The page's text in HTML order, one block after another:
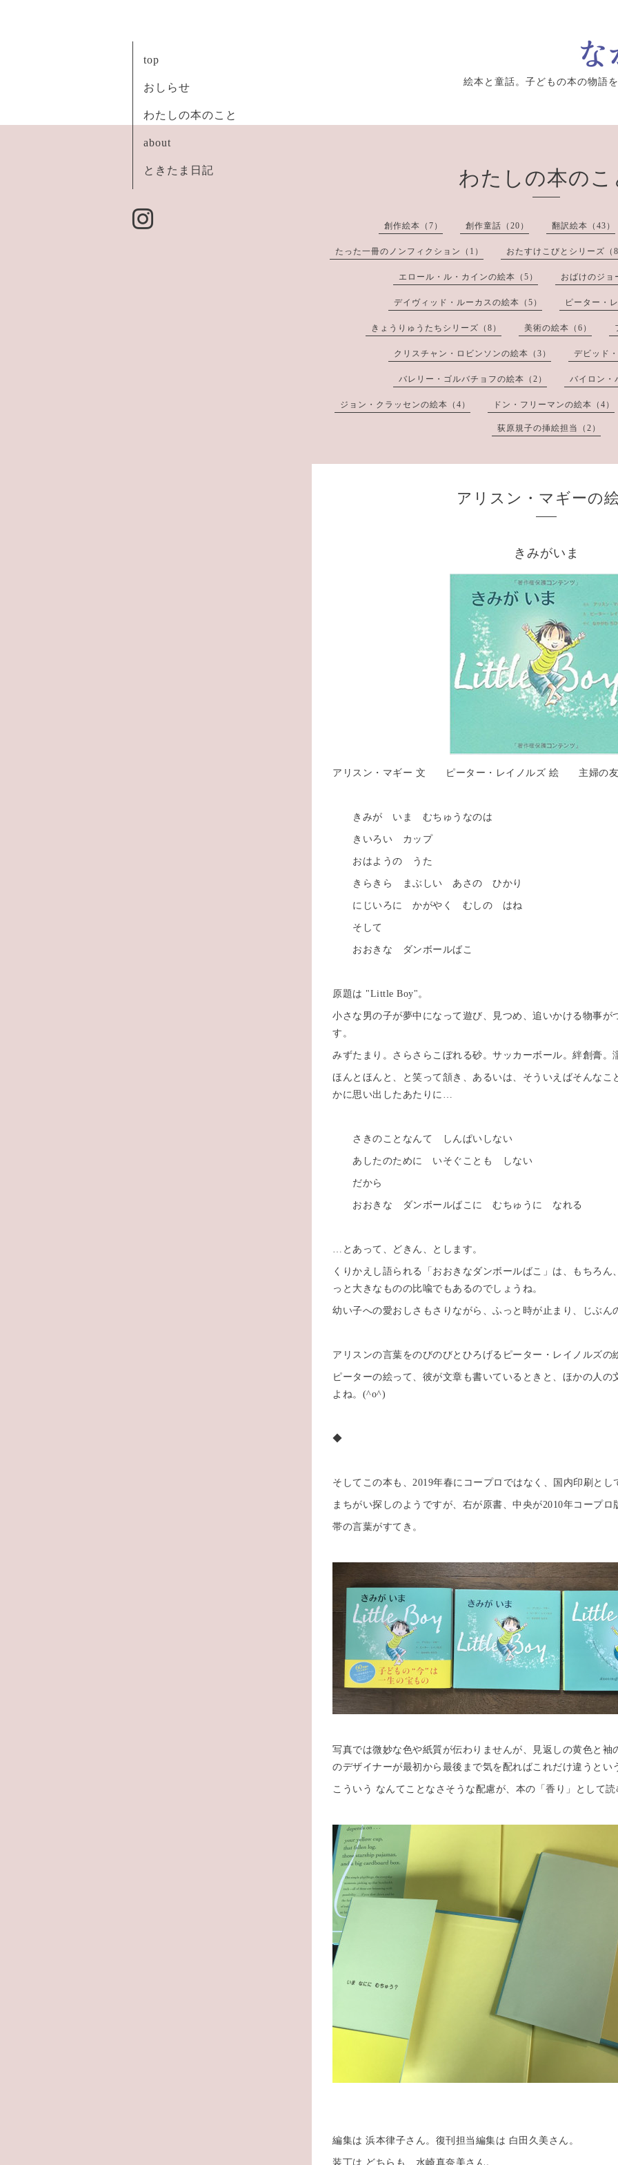
絵本と童話。子どもの本の物語
top
おしらせ
わたしの本のこと
about
ときたま日記 わたしの本のこ
創作絵本（7） 創作童話（20） 翻訳絵本（43）
たった一冊のノンフィクション（1） おたすけこびとシリーズ（
エロール・ル・カインの絵本（5） おばけのジョ
デイヴィッド・ルーカスの絵本（5） ピーター・
きょうりゅうたちシリーズ（8） 美術の絵本（6）
クリスチャン・ロビンソンの絵本（3） デビッド
バレリー・ゴルバチョフの絵本（2） バイロン・
ジョン・クラッセンの絵本（4） ドン・フリーマンの絵本（4）
荻原規子の挿絵担当（2）
アリスン・マギーの
きみがいま
アリスン・マギー 文 ピーター・レイノルズ 絵 主婦の
きみが いま むちゅうなのは
きいろい カップ
おはようの うた
きらきら まぶしい あさの ひかり
にじいろに かがやく むしの はね
そして
おおきな ダンボールばこ
原題は "Little Boy"。
小さな男の子が夢中になって遊び、見つめ、追いかける物事が
す。
みずたまり。さらさらこぼれる砂。サッカーボール。絆創膏
ほんとほんと、と笑って頷き、あるいは、そういえばそんなこ
かに思い出したあたりに…
さきのことなんて しんぱいしない
あしたのために いそぐことも しない
だから
おおきな ダンボールばこに むちゅうに なれる
…とあって、どきん、とします。
くりかえし語られる「おおきなダンボールばこ」は、もちろ
っと大きなものの比喩でもあるのでしょうね。
幼い子への愛おしさもさりながら、ふっと時が止まり、じぶん
アリスンの言葉をのびのびとひろげるピーター・レイノルズの
ピーターの絵って、彼が文章も書いているときと、ほかの人の
よね。(^o^)
◆
そしてこの本も、2019年春にコープロではなく、国内印刷とし
まちがい探しのようですが、右が原書、中央が2010年コープ
帯の言葉がすてき。
写真では微妙な色や紙質が伝わりませんが、見返しの黄色と袖
のデザイナーが最初から最後まで気を配ればこれだけ違うとい
こういう なんてことなさそうな配慮が、本の「香り」として
編集は 浜本律子さん。復刊担当編集は 白田久美さん。
装丁は どちらも、水崎真奈美さん。